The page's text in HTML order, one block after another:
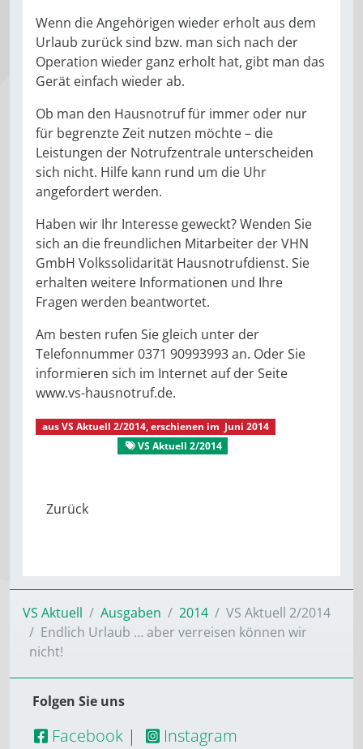
Wenn die Angehörigen wieder erholt aus dem
Urlaub zurück sind bzw. man sich nach der
Operation wieder ganz erholt hat, gibt man das
Gerät einfach wieder ab.
Ob man den Hausnotruf für immer oder nur
für begrenzte Zeit nutzen möchte – die
Leistungen der Notrufzentrale unterscheiden
sich nicht. Hilfe kann rund um die Uhr
angefordert werden.
Haben wir Ihr Interesse geweckt? Wenden Sie
sich an die freundlichen Mitarbeiter der VHN
GmbH Volkssolidarität Hausnotrufdienst. Sie
erhalten weitere Informationen und Ihre
Fragen werden beantwortet.
Am besten rufen Sie gleich unter der
Telefonnummer 0371 90993993 an. Oder Sie
informieren sich im Internet auf der Seite
www.vs-hausnotruf.de.
ausVS Aktuell 2/2014, erschienen im Juni 2014
VS Aktuell 2/2014
VS Aktuell Ausgaben 2014
VS Aktuell 2/2014
Endlich Urlaub … aber verreisen können wir
nicht!
Folgen Sie uns
Facebook | Instagram